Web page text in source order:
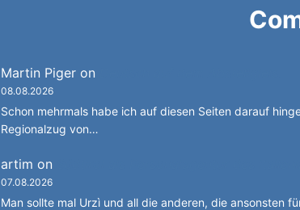
Martin Piger on
08.08.2026
Schon mehrmals habe ich auf diesen Seiten darauf
Regionalzug von…
artim on
07.08.2026
Man sollte mal Urzì und all die anderen, die ansonsten